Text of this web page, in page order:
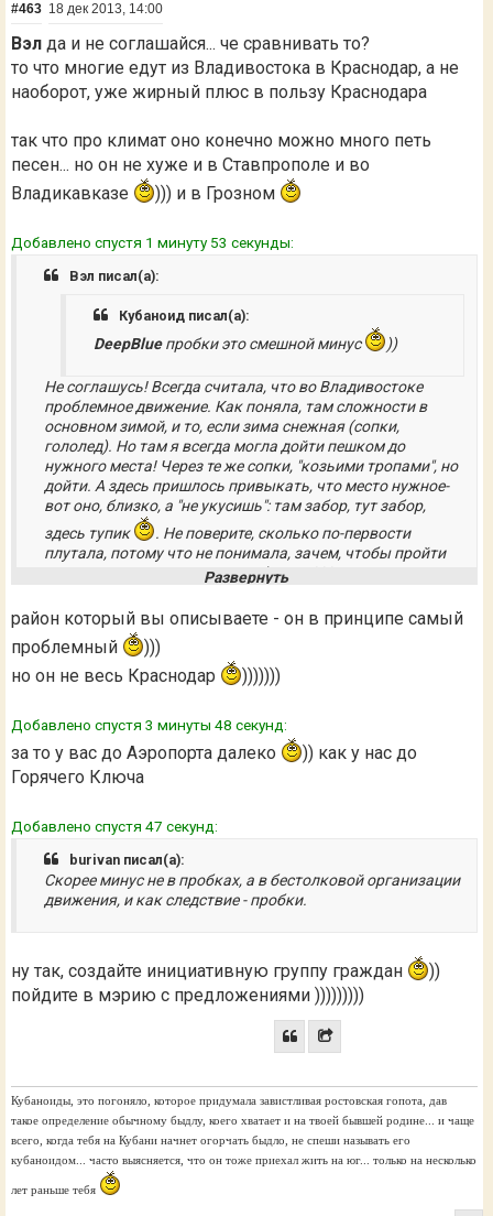
#463 18 дек 2013, 14:00
Вэл да и не соглашайся... че сравнивать то?
то что многие едут из Владивостока в Краснодар, а не
наоборот, уже жирный плюс в пользу Краснодара
так что про климат оно конечно можно много петь
песен... но он не хуже и в Ставпрополе и во
Владикавказе
))) и в Грозном
Добавлено спустя 1 минуту 53 секунды:
Вэл писал(а):
Кубаноид писал(а):
DeepBlueпробки это смешной минус ))
Не соглашусь! Всегда считала, что во Владивостоке
проблемное движение. Как поняла, там сложности в
основном зимой, и то, если зима снежная (сопки,
гололед). Но там я всегда могла дойти пешком до
нужного места! Через те же сопки, "козьими тропами", но
дойти. А здесь пришлось привыкать, что место нужное-
вот оно, близко, а "не укусишь": там забор, тут забор,
здесь тупик
. Не поверите, сколько по-первости
плутала, потому что не понимала, зачем, чтобы пройти
туда, надо километр топать обратно??? И про движение
25 минут пешком, а вот дочери надо проехать 7
остановок до Солнечной и дойти до трамвайного кольца.
Так она вечером домой ВСЕГДА идет пешком, потому что
пока дождешься автобус, в который можно втиснуться,
пока автобус доползет- по времени то и выйдет .Вот и
пешком, стройняшкой стала
район который вы описываете - он в принципе самый
проблемный
)))
но он не весь Краснодар
)))))))
Добавлено спустя 3 минуты 48 секунд:
за то у вас до Аэропорта далеко
)) как у нас до
Горячего Ключа
Добавлено спустя 47 секунд:
burivan писал(а):
Скорее минус не в пробках, а в бестолковой организации
движения, и как следствие - пробки.
ну так, создайте инициативную группу граждан
))
пойдите в мэрию с предложениями )))))))))
Кубаноиды, это погоняло, которое придумала завистливая ростовская гопота, дав
такое определение обычному быдлу, коего хватает и на твоей бывшей родине... и чаще
всего, когда тебя на Кубани начнет огорчать быдло, не спеши называть его
кубаноидом... часто выясняется, что он тоже приехал жить на юг... только на несколько
лет раньше тебя